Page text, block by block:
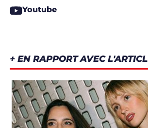
Youtube
+ EN RAPPORT AVEC